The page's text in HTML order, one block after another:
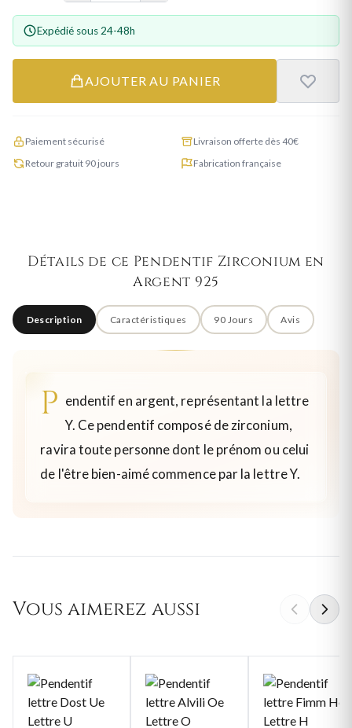
Expédié sous 24-48h
AJOUTER AU PANIER
Paiement sécurisé
Livraison offerte dès 40€
Retour gratuit 90 jours
Fabrication française
Détails de ce Pendentif Zirconium en
Argent 925
Description Caractéristiques 90 Jours Avis
P endentif en argent, représentant la lettre
Y. Ce pendentif composé de zirconium,
ravira toute personne dont le prénom ou celui
de l'être bien-aimé commence par la lettre Y.
Vous aimerez aussi